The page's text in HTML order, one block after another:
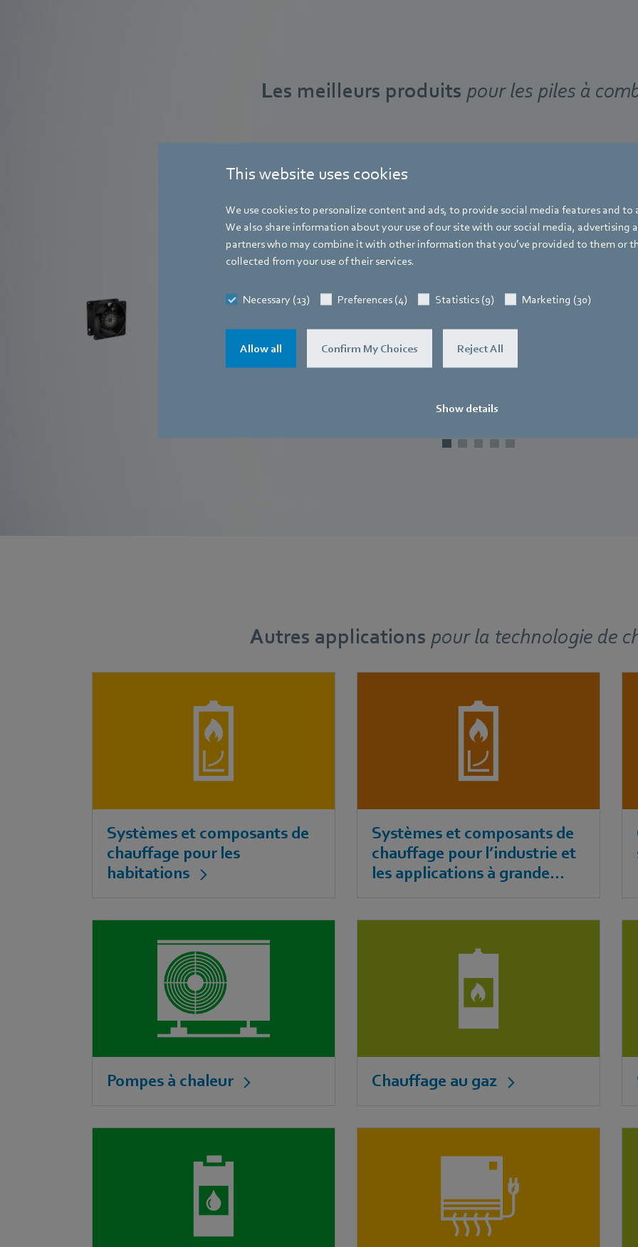
This website uses cookies
We use cookies to personalize content and ads, to provide social media features and to
We also share information about your use of our site with our social media, advertising
partners who may combine it with other information that you’ve provided to them or
collected from your use of their services.
Necessary (13) Preferences (4) Statistics (9) Marketing (30)
Allow all Confirm My Choices Reject All
Show details
Les meilleurs produits pour les piles à
avec la nouvelle série de ventilateurs
compacts AxiForce.
RadiMix jusqu'à 150
Incroyablement compacts, silencieux et
Autres applications pourla technologie de
Systèmes et composants de
chauffage pour les
habitations
Systèmes et composants de
chauffage pour l’industrie et
les applications à grande
Pompes à chaleur Chauffage au gaz